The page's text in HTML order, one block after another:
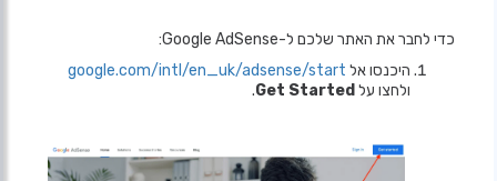
כדי לחבר את האתר שלכם ל-Google AdSense:
היכנסו אל google.com/intl/en_uk/adsense/start
ולחצו על Get Started
.